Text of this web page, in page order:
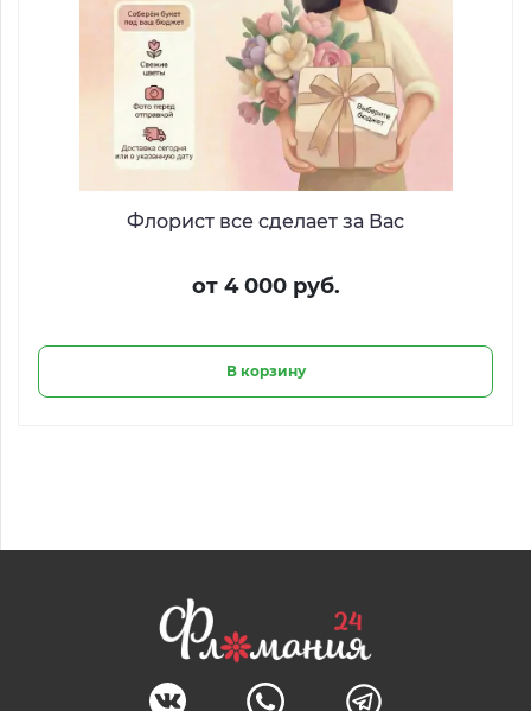
Флорист все сделает за Вас
от 4 000 руб.
В корзину